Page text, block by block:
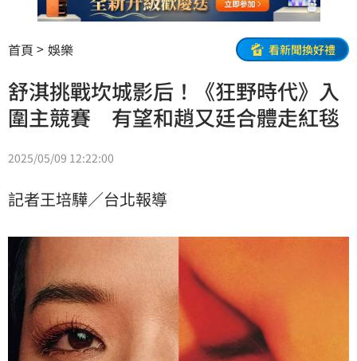
首頁 娛樂 看新聞換好禮
舒淇挑戰坎城影后！《狂野時代》入
圍主競賽 有望和趙又廷合體走紅毯
2025/05/09 12:22:00
記者王培驊／台北報導